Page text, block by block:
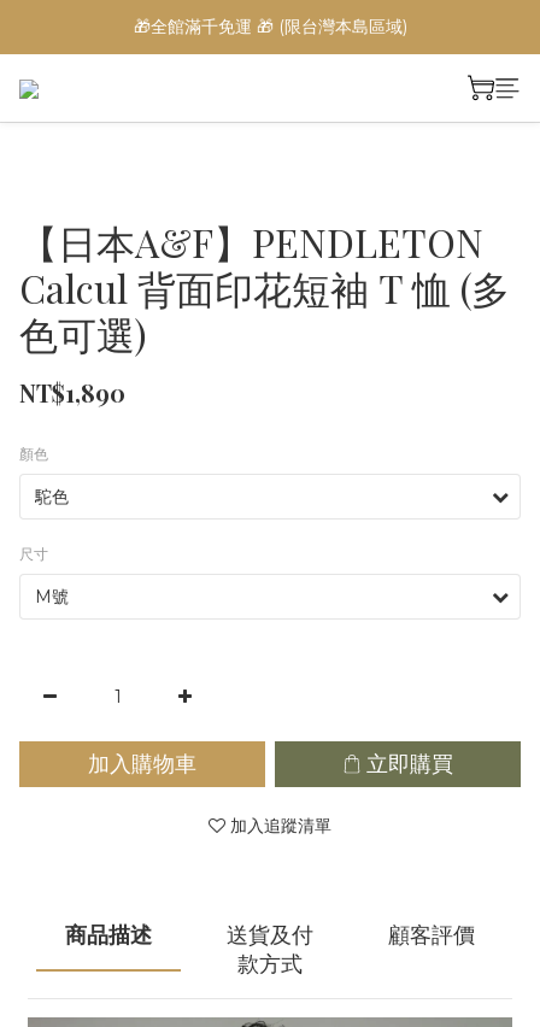
🎁全館滿千免運 🎁 (限台灣本島區域)
【日本A&F】PENDLETON
Calcul 背面印花短袖 T 恤 (多
色可選)
NT$1,890
顏色
尺寸
加入購物車 立即購買
加入追蹤清單
商品描述
送貨及付
款方式
顧客評價